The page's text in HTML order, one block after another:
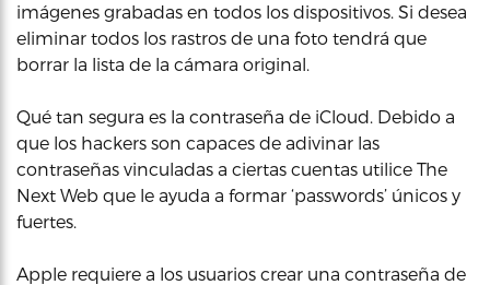
imágenes grabadas en todos los dispositivos. Si desea
eliminar todos los rastros de una foto tendrá que
borrar la lista de la cámara original.
Qué tan segura es la contraseña de iCloud. Debido a
que los hackers son capaces de adivinar las
contraseñas vinculadas a ciertas cuentas utilice The
Next Web que le ayuda a formar ‘passwords’ únicos y
fuertes.
Apple requiere a los usuarios crear una contraseña de